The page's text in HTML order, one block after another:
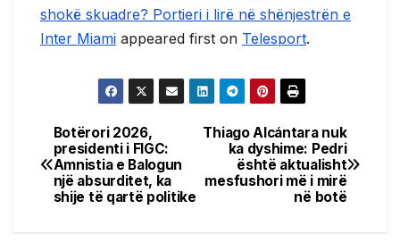
shokë skuadre? Portieri i lirë në shënjestrën e
Inter Miami appeared first on Telesport.
Post
navigation
Thiago Alcántara nuk
ka dyshime: Pedri
është aktualisht
mesfushori më i mirë
në botë
Botërori 2026,
presidenti i FIGC:
Amnistia e Balogun
një absurditet, ka
shije të qartë politike